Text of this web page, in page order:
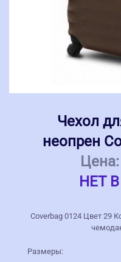
Чехол
неопрен
Цена:
НЕТ
Coverbag 0124 Цвет 29
Размеры: